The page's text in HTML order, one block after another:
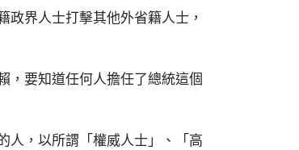
政界人士打擊其他外省籍人士，
，要知道任何人擔任了總統這個
人，以所謂「權威人士」、「高